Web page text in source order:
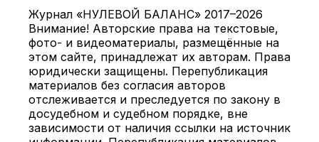
Журнал «НУЛЕВОЙ БАЛАНС» 2017–2026
Внимание! Авторские права на текстовые,
фото- и видеоматериалы, размещённые на
этом сайте, принадлежат их авторам. Права
юридически защищены. Перепубликация
материалов без согласия авторов
отслеживается и преследуется по закону в
досудебном и судебном порядке, вне
зависимости от наличия ссылки на источник